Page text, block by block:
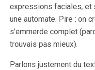
expressions faciales, et
une automate. Pire : on
s’emmerde complet
trouvais pas mieux).
Parlons justement du